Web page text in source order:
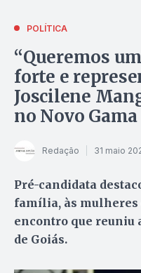
POLÍTICA
“Queremos
forte e
Joscilene
no Novo Gama
Redação 31 maio
Pré-candidata
família, às mulheres
encontro que reuniu
de Goiás.